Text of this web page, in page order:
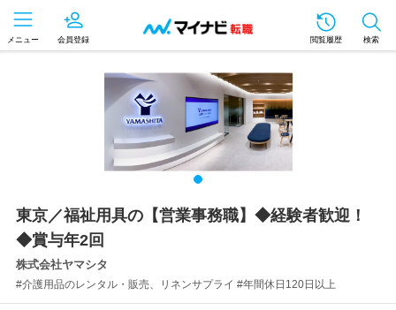
メニュー 会員登録 閲覧履歴 検索
東京／福祉用具の【営業事務職】◆経験者歓迎！
◆賞与年2回
株式会社ヤマシタ
#介護用品のレンタル・販売、リネンサプライ #年間休日120日以上